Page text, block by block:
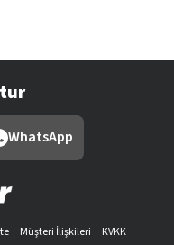
WhatsApp
Müşteri İlişkileri KVKK